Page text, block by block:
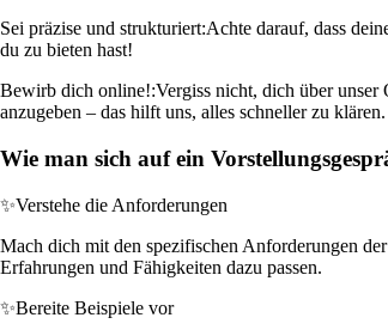
Sei präzise und strukturiert:Achte darauf, dass
du zu bieten hast!
Bewirb dich online!:Vergiss nicht, dich über
anzugeben – das hilft uns, alles schneller zu klären.
Wie man sich auf ein
✨Verstehe die Anforderungen
Mach dich mit den spezifischen Anforderungen
Erfahrungen und Fähigkeiten dazu passen.
✨Bereite Beispiele vor